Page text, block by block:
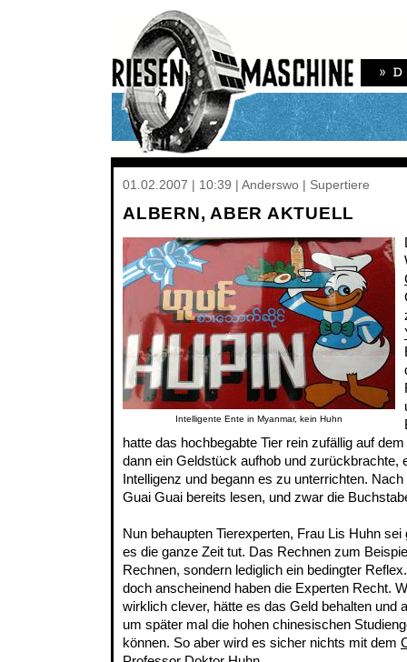
01.02.2007 | 10:39 | Anderswo | Supertiere
ALBERN, ABER AKTUELL
Intelligente Ente in Myanmar, kein Huhn
hatte das hochbegabte Tier rein zufällig auf
dann ein Geldstück aufhob und zurückbrachte,
Intelligenz und begann es zu unterrichten.
Guai Guai bereits lesen, und zwar die
Nun behaupten Tierexperten, Frau Lis Huhn
es die ganze Zeit tut. Das Rechnen zum
Rechnen, sondern lediglich ein bedingter
doch anscheinend haben die Experten Recht.
wirklich clever, hätte es das Geld behalten und
um später mal die hohen chinesischen
können. So aber wird es sicher nichts mit dem